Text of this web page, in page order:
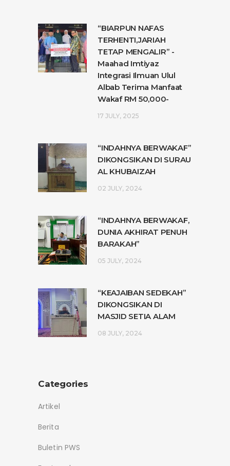
“BIARPUN NAFAS
TERHENTI,JARIAH
TETAP MENGALIR” -
Maahad Imtiyaz
Integrasi Ilmuan Ulul
Albab Terima Manfaat
Wakaf RM 50,000-
17 JULY, 2025
“INDAHNYA BERWAKAF”
DIKONGSIKAN DI SURAU
AL KHUBAIZAH
02 JULY, 2024
“INDAHNYA BERWAKAF,
DUNIA AKHIRAT PENUH
BARAKAH”
05 JULY, 2024
“KEAJAIBAN SEDEKAH”
DIKONGSIKAN DI
MASJID SETIA ALAM
08 JULY, 2024
Categories
Artikel
Berita
Buletin PWS